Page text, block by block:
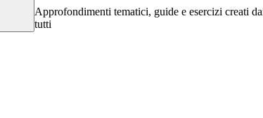
Approfondimenti tematici, guide e esercizi creati
tutti